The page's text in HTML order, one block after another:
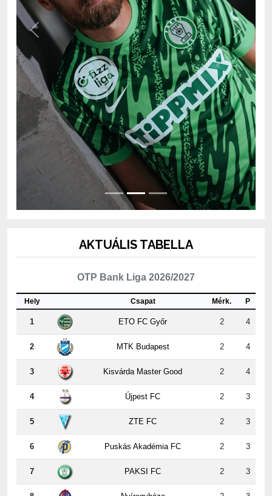
Previous Next
AKTUÁLIS TABELLA
OTP Bank Liga 2026/2027
Hely Csapat Mérk. P
1 ETO FC Győr 2 4
2 MTK Budapest 2 4
3 Kisvárda Master Good 2 4
4 Újpest FC 2 3
5 ZTE FC 2 3
6 Puskás Akadémia FC 2 3
7 PAKSI FC 2 3